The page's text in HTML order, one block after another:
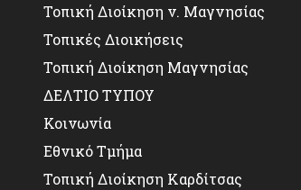
Τοπική Διοίκηση ν. Μαγνησίας
Τοπικές Διοικήσεις
Τοπική Διοίκηση Μαγνησίας
ΔΕΛΤΙΟ ΤΥΠΟΥ
Κοινωνία
Εθνικό Τμήμα
Τοπική Διοίκηση Καρδίτσας